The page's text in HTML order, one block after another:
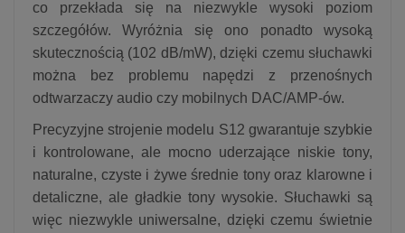
co przekłada się na niezwykle wysoki poziom
szczegółów. Wyróżnia się ono ponadto wysoką
skutecznością (102 dB/mW), dzięki czemu słuchawki
można bez problemu napędzi z przenośnych
odtwarzaczy audio czy mobilnych DAC/AMP-ów.
Precyzyjne strojenie modelu S12 gwarantuje szybkie
i kontrolowane, ale mocno uderzające niskie tony,
naturalne, czyste i żywe średnie tony oraz klarowne i
detaliczne, ale gładkie tony wysokie. Słuchawki są
więc niezwykle uniwersalne, dzięki czemu świetnie